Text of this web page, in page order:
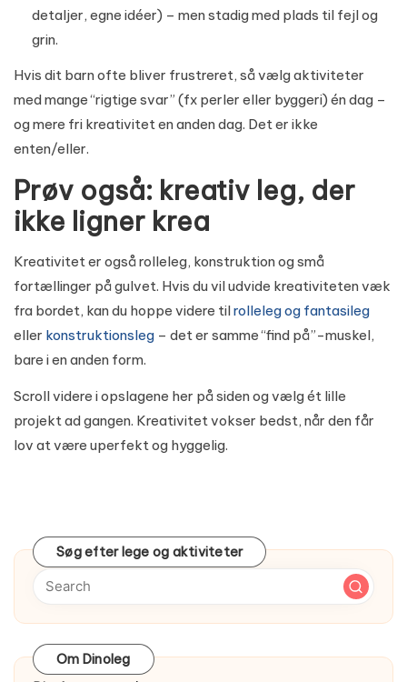
detaljer, egne idéer) – men stadig med plads til fejl og
grin.
Hvis dit barn ofte bliver frustreret, så vælg aktiviteter
med mange “rigtige svar” (fx perler eller byggeri) én dag –
og mere fri kreativitet en anden dag. Det er ikke
enten/eller.
Prøv også: kreativ leg, der
ikke ligner krea
Kreativitet er også rolleleg, konstruktion og små
fortællinger på gulvet. Hvis du vil udvide kreativiteten væk
fra bordet, kan du hoppe videre tilrolleleg og fantasileg
eller konstruktionsleg – det er samme “find på”-muskel,
bare i en anden form.
Scroll videre i opslagene her på siden og vælg ét lille
projekt ad gangen. Kreativitet vokser bedst, når den får
lov at være uperfekt og hyggelig.
Søg efter lege og aktiviteter
Om Dinoleg